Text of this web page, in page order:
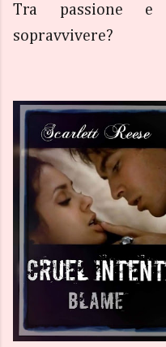
Tra passione
sopravvivere?